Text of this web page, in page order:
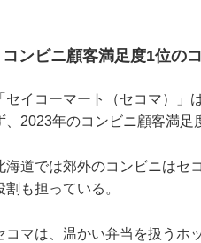
コンビニ顧客満足度1位の
「セイコーマート（セコマ）
、2023年のコンビニ顧客満足
海道では郊外のコンビニはセ
割も担っている。
コマは、温かい弁当を扱うホ